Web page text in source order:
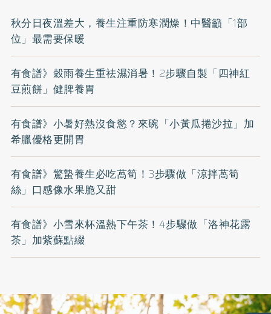
秋分日夜溫差大，養生注重防寒潤燥！中醫籲「1部
位」最需要保暖
有食譜》穀雨養生重祛濕消暑！2步驟自製「四神紅
豆煎餅」健脾養胃
有食譜》小暑好熱沒食慾？來碗「小黃瓜捲沙拉」加
希臘優格更開胃
有食譜》驚蟄養生必吃萵筍！3步驟做「涼拌萵筍
絲」口感像水果脆又甜
有食譜》小雪來杯溫熱下午茶！4步驟做「洛神花露
茶」加紫蘇點綴